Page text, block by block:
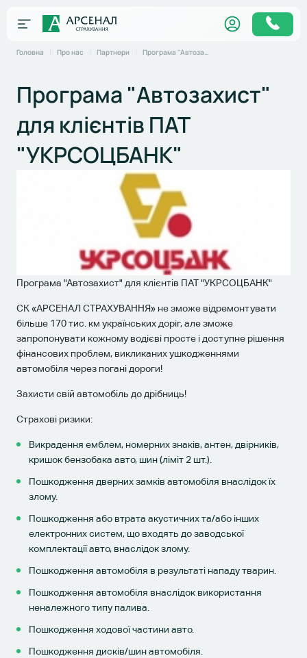
Головна Про нас Партнери Програма "Автозахист" для клієнтів ПАТ "УКРСОЦБАНК"
Програма "Автозахист"
для клієнтів ПАТ
"УКРСОЦБАНК"
Програма "Автозахист" для клієнтів ПАТ "УКРСОЦБАНК"
СК «АРСЕНАЛ СТРАХУВАННЯ» не зможе відремонтувати
більше 170 тис. км українських доріг, але зможе
запропонувати кожному водієві просте і доступне рішення
фінансових проблем, викликаних ушкодженнями
автомобіля через погані дороги!
Захисти свій автомобіль до дрібниць!
Страхові ризики:
Викрадення емблем, номерних знаків, антен, двірників,
кришок бензобака авто, шин (ліміт 2 шт.).
Пошкодження дверних замків автомобіля внаслідок їх
злому.
Пошкодження або втрата акустичних та/або інших
електронних систем, що входять до заводської
комплектації авто, внаслідок злому.
Пошкодження автомобіля в результаті нападу тварин.
Пошкодження автомобіля внаслідок використання
неналежного типу палива.
Пошкодження ходової частини авто.
Пошкодження дисків/шин автомобіля.